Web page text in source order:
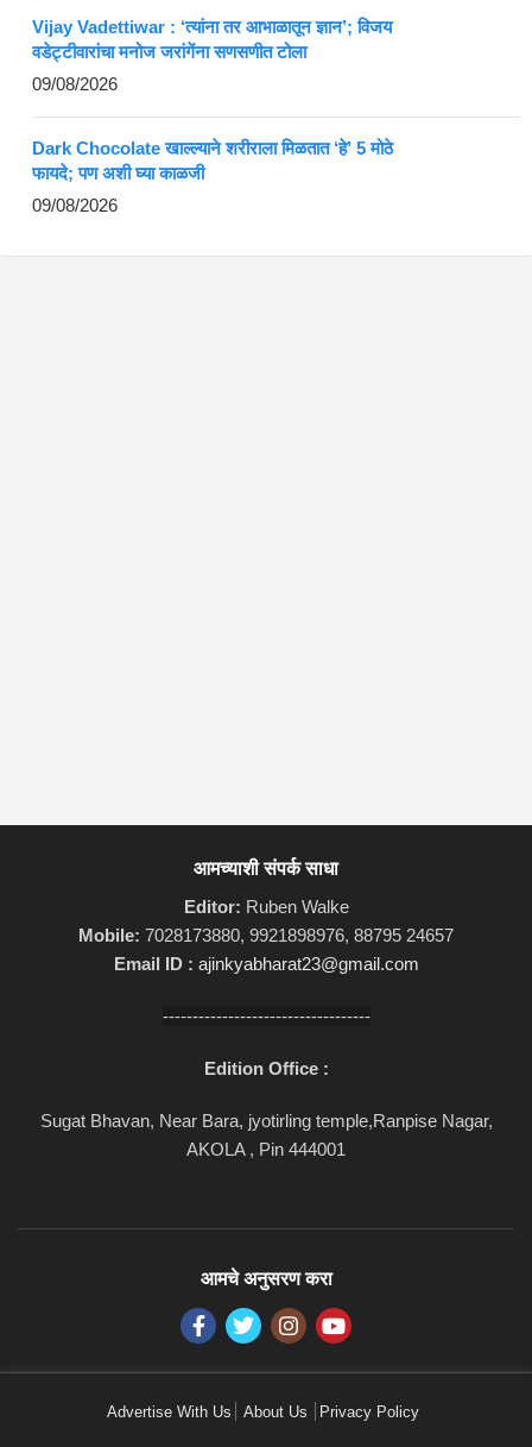
Vijay Vadettiwar : ‘त्यांना तर आभाळातून ज्ञान’; विजय
वडेट्टीवारांचा मनोज जरांगेंना सणसणीत टोला
09/08/2026
Dark Chocolate खाल्ल्याने शरीराला मिळतात ‘हे’ 5 मोठे
फायदे; पण अशी घ्या काळजी
09/08/2026
आमच्याशी संपर्क साधा
Editor: Ruben Walke
Mobile: 7028173880, 9921898976, 88795 24657
Email ID : ajinkyabharat23@gmail.com
-----------------------------------
Edition Office :
Sugat Bhavan, Near Bara, jyotirling temple,Ranpise Nagar,
AKOLA , Pin 444001
आमचे अनुसरण करा
Advertise With Us About Us Privacy Policy